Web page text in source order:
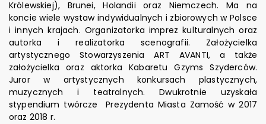
Królewskiej), Brunei, Holandii oraz Niemczech. Ma na
koncie wiele wystaw indywidualnych i zbiorowych w Polsce
i innych krajach. Organizatorka imprez kulturalnych oraz
autorka i realizatorka scenografii. Założycielka
artystycznego Stowarzyszenia ART AVANTI, a także
założycielka oraz aktorka Kabaretu Gzyms Szyderców.
Juror w artystycznych konkursach plastycznych,
muzycznych i teatralnych. Dwukrotnie uzyskała
stypendium twórcze Prezydenta Miasta Zamość w 2017
oraz 2018 r.